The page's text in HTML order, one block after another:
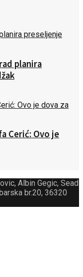
planira
Cerić: Ovo je
Albin Gegic, Sead
br.20, 36320